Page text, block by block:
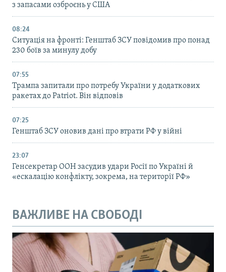
з запасами озброєнь у США
08:24
Ситуація на фронті: Генштаб ЗСУ повідомив про понад
230 боїв за минулу добу
07:55
Трампа запитали про потребу України у додаткових
ракетах до Patriot. Він відповів
07:25
Генштаб ЗСУ оновив дані про втрати РФ у війні
23:07
Генсекретар ООН засудив удари Росії по Україні й
«ескалацію конфлікту, зокрема, на території РФ»
ВАЖЛИВЕ НА СВОБОДІ